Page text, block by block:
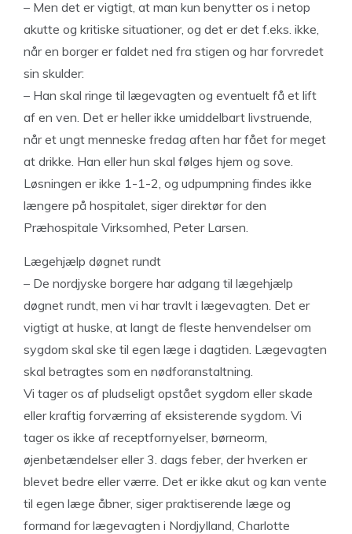
– Men det er vigtigt, at man kun benytter os i netop
akutte og kritiske situationer, og det er det f.eks. ikke,
når en borger er faldet ned fra stigen og har forvredet
sin skulder:
– Han skal ringe til lægevagten og eventuelt få et lift
af en ven. Det er heller ikke umiddelbart livstruende,
når et ungt menneske fredag aften har fået for meget
at drikke. Han eller hun skal følges hjem og sove.
Løsningen er ikke 1-1-2, og udpumpning findes ikke
længere på hospitalet, siger direktør for den
Præhospitale Virksomhed, Peter Larsen.
Lægehjælp døgnet rundt
– De nordjyske borgere har adgang til lægehjælp
døgnet rundt, men vi har travlt i lægevagten. Det er
vigtigt at huske, at langt de fleste henvendelser om
sygdom skal ske til egen læge i dagtiden. Lægevagten
skal betragtes som en nødforanstaltning.
Vi tager os af pludseligt opstået sygdom eller skade
eller kraftig forværring af eksisterende sygdom. Vi
tager os ikke af receptfornyelser, børneorm,
øjenbetændelser eller 3. dags feber, der hverken er
blevet bedre eller værre. Det er ikke akut og kan vente
til egen læge åbner, siger praktiserende læge og
formand for lægevagten i Nordjylland, Charlotte